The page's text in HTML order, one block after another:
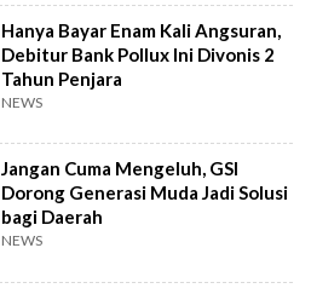
Hanya Bayar Enam Kali Angsuran,
Debitur Bank Pollux Ini Divonis 2
Tahun Penjara
NEWS
Jangan Cuma Mengeluh, GSI
Dorong Generasi Muda Jadi Solusi
bagi Daerah
NEWS